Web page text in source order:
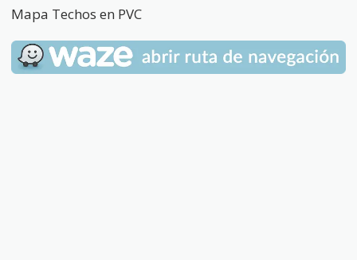
Mapa Techos en PVC